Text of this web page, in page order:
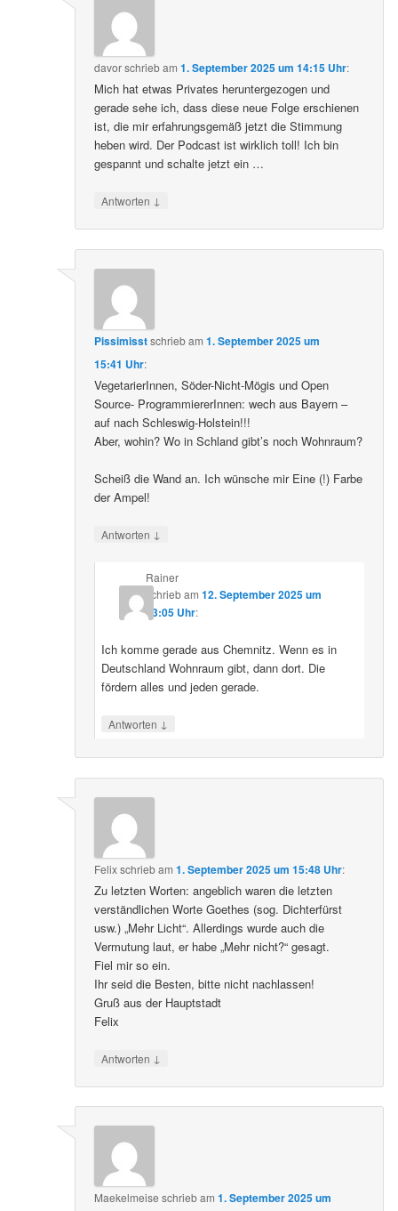
davorschriebam1. September 2025 um 14:15 Uhr:
Mich hat etwas Privates heruntergezogen und
gerade sehe ich, dass diese neue Folge erschienen
ist, die mir erfahrungsgemäß jetzt die Stimmung
heben wird. Der Podcast ist wirklich toll! Ich bin
gespannt und schalte jetzt ein …
Antworten ↓
Pissimisstschriebam1. September 2025 um
15:41 Uhr:
VegetarierInnen, Söder-Nicht-Mögis und Open
Source- ProgrammiererInnen: wech aus Bayern –
auf nach Schleswig-Holstein!!!
Aber, wohin? Wo in Schland gibt’s noch Wohnraum?
Scheiß die Wand an. Ich wünsche mir Eine (!) Farbe
der Ampel!
Antworten ↓
Rainer
schriebam 12. September 2025 um
23:05 Uhr:
Ich komme gerade aus Chemnitz. Wenn es in
Deutschland Wohnraum gibt, dann dort. Die
fördern alles und jeden gerade.
Antworten ↓
Felixschriebam1. September 2025 um 15:48 Uhr:
Zu letzten Worten: angeblich waren die letzten
verständlichen Worte Goethes (sog. Dichterfürst
usw.) „Mehr Licht“. Allerdings wurde auch die
Vermutung laut, er habe „Mehr nicht?“ gesagt.
Fiel mir so ein.
Ihr seid die Besten, bitte nicht nachlassen!
Gruß aus der Hauptstadt
Felix
Antworten ↓
Maekelmeise schriebam1. September 2025 um